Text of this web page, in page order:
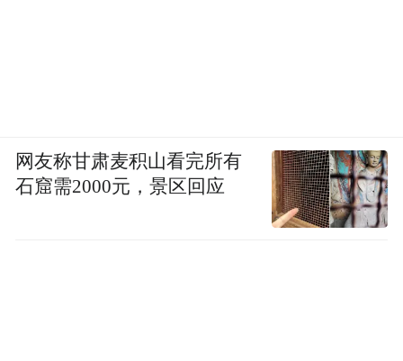
网友称甘肃麦积山看完所有
石窟需2000元，景区回应